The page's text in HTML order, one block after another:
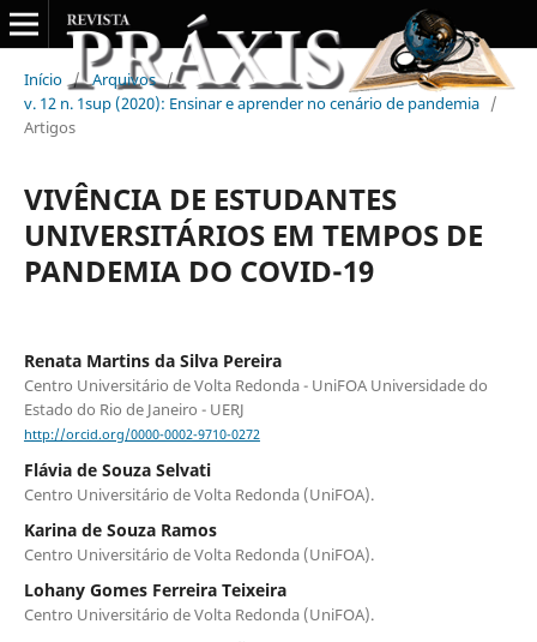
Início / Arquivos /
v. 12 n. 1sup (2020): Ensinar e aprender no cenário de pandemia /
Artigos
VIVÊNCIA DE ESTUDANTES
UNIVERSITÁRIOS EM TEMPOS DE
PANDEMIA DO COVID-19
Renata Martins da Silva Pereira
Centro Universitário de Volta Redonda - UniFOA Universidade do
Estado do Rio de Janeiro - UERJ
http://orcid.org/0000-0002-9710-0272
Flávia de Souza Selvati
Centro Universitário de Volta Redonda (UniFOA).
Karina de Souza Ramos
Centro Universitário de Volta Redonda (UniFOA).
Lohany Gomes Ferreira Teixeira
Centro Universitário de Volta Redonda (UniFOA).